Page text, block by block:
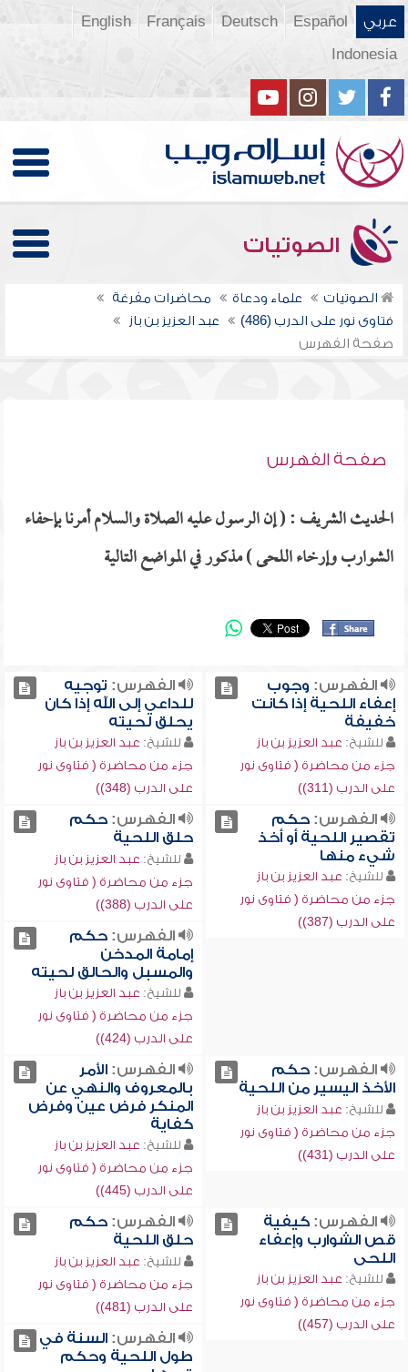
عربي Español
Deutsch
Français
English
Indonesia
الصوتيات
الصوتيات علماء ودعاة
محاضرات مفرغة
فتاوى نور على الدرب (486)
عبد العزيز بن باز
صفحة الفهرس
صفحة الفهرس
الحديث الشريف : ( إن الرسول عليه الصلاة والسلام أمرنا بإحفاء
الشوارب وإرخاء اللحى ) مذكور في المواضع التالية
الفهرس: وجوب
إعفاء اللحية إذا كانت
خفيفة
للشيخ: عبد العزيز بن باز
جزء من محاضرة ( فتاوى نور
على الدرب (311))
الفهرس: توجيه
للداعي إلى الله إذا كان
يحلق لحيته
للشيخ: عبد العزيز بن باز
جزء من محاضرة ( فتاوى نور
على الدرب (348))
الفهرس:حكم
تقصير اللحية أو أخذ
شيء منها
للشيخ: عبد العزيز بن باز
جزء من محاضرة ( فتاوى نور
على الدرب (387))
الفهرس:حكم
حلق اللحية
للشيخ: عبد العزيز بن باز
جزء من محاضرة ( فتاوى نور
على الدرب (388))
الفهرس:حكم
إمامة المدخن
والمسبل والحالق لحيته
للشيخ: عبد العزيز بن باز
جزء من محاضرة ( فتاوى نور
على الدرب (424))
الفهرس:حكم
الأخذ اليسير من اللحية
للشيخ: عبد العزيز بن باز
جزء من محاضرة ( فتاوى نور
على الدرب (431))
الفهرس:الأمر
بالمعروف والنهي عن
المنكر فرض عين وفرض
كفاية
للشيخ: عبد العزيز بن باز
جزء من محاضرة ( فتاوى نور
على الدرب (445))
الفهرس:كيفية
قص الشوارب وإعفاء
اللحى
للشيخ: عبد العزيز بن باز
جزء من محاضرة ( فتاوى نور
على الدرب (457))
الفهرس:حكم
حلق اللحية
للشيخ: عبد العزيز بن باز
جزء من محاضرة ( فتاوى نور
على الدرب (481))
الفهرس:السنة في
طول اللحية وحكم